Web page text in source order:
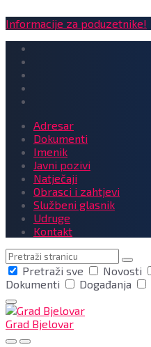
Informacije za poduzetnike!
Adresar
Dokumenti
Imenik
Javni pozivi
Natječaji
Obrasci i zahtjevi
Službeni glasnik
Udruge
Kontakt
Pretraga
Pretraži sve
Novosti
Dokumenti
Događanja
Grad Bjelovar